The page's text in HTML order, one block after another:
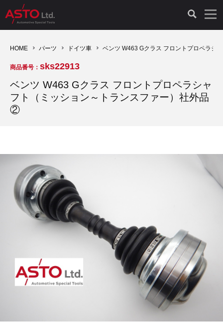
診断機（16）
キープログラマー（4）
オプション品（17）
TPMS（4）
診断テスター（10）
キープログラマー（20）
安定化電源ユニット（8）
バッテリーテスター（4）
古い車両用診断テスター（10）
バイク用診断テスター（7）
その他（20）
HCB TOOLS（45）
AST TOOLS（51）
ドイツ車（211）
イタリア/フランス車（27）
イギリス車（23）
アメリカ車（15）
スウェーデン車（20）
オシロスコープ（2）
オシロ関連商品（9）
その他（8）
ドイツ車（427）
イタリア/フランス車（145）
スウェーデン車（45）
日本車（40）
ブレーキキャリパーリペアキット（368）
現品修理（77）
リビルト品（58）
イモビライザーOFF（1）
その他（6）
オシロスコープ（10）
アクセサリー（13）
HOME パーツ ドイツ車 ベンツ W463 Gクラス フロントプロペラシ
商品番号： sks22913
ベンツ W463 Gクラス フロントプロペラシャ
フト（ミッション～トランスファー）社外品
②